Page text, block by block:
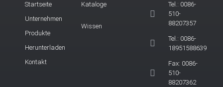
Startseite
Unternehmen
Produkte
Herunterladen
Kontakt
Kataloge
Wissen
Tel.: 0086-
510-
88207357
Tel.: 0086-
18951588639
Fax: 0086-
510-
88207362